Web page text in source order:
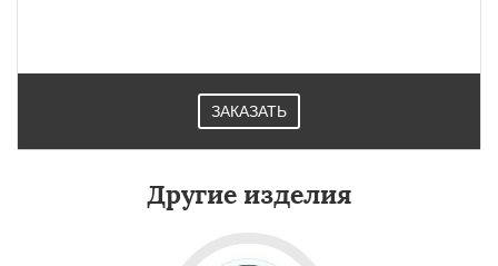
ЗАКАЗАТЬ
Другие изделия